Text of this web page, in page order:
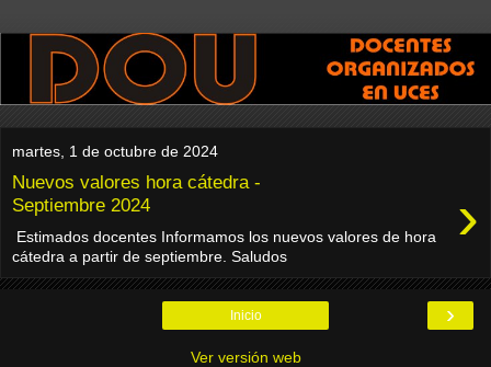
martes, 1 de octubre de 2024
Nuevos valores hora cátedra -
Septiembre 2024
›
Estimados docentes Informamos los nuevos valores de hora
cátedra a partir de septiembre. Saludos
›
Inicio
Ver versión web